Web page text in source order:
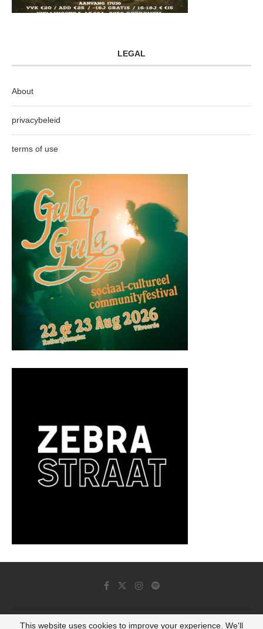
LEGAL
About
privacybeleid
terms of use
© 2022 - Luminous Dash All Rights Reserved
This website uses cookies to improve your experience. We'll